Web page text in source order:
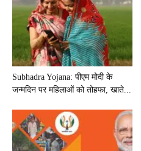
Subhadra Yojana: पीएम मोदी के
जन्मदिन पर महिलाओं को तोहफा, खाते...